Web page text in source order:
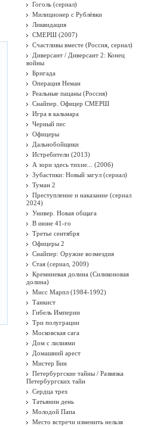
Гоголь (сериал)
Милиционер с Рублёвки
Ликвидация
СМЕРШ (2007)
Счастливы вместе (Россия, сериал)
Диверсант / Диверсант 2: Конец
войны
Бригада
Операция Неман
Реальные пацаны (Россия)
Снайпер. Офицер СМЕРШ
Игра в кальмара
Черный пес
Офицеры
Дальнобойщики
Истребители (2013)
А зори здесь тихие... (2006)
Зубастики: Новый загул (сериал)
Туман 2
Преступление и наказание (сериал
2024)
Универ. Новая общага
В июне 41-го
Третье сентября
Офицеры 2
Снайпер: Оружие возмездия
Стая (сериал, 2009)
Кремниевая долина (Силиконовая
долина)
Мисс Марпл (1984-1992)
Танкист
Гибель Империи
Три полуграции
Московская сага
Дом с лилиями
Домашний арест
Мистер Бин
Петербургские тайны / Развязка
Петербургских тайн
Сердца трех
Татьянин день
Молодой Папа
Место встречи изменить нельзя